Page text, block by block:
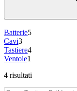
Batterie5
Cavi3
Tastiere4
Ventole1
4 risultati